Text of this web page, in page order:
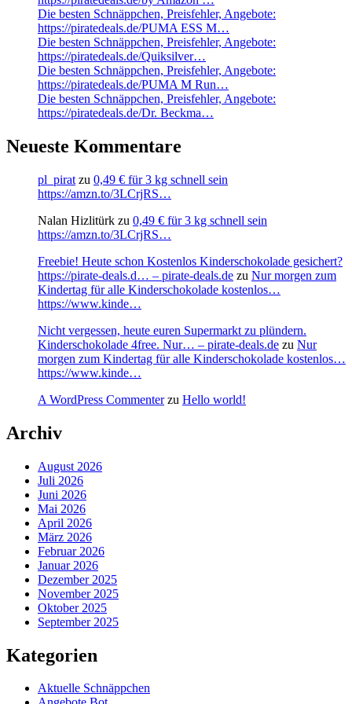
Die besten Schnäppchen, Preisfehler, Angebote:
https://piratedeals.de/PUMA ESS M…
Die besten Schnäppchen, Preisfehler, Angebote:
https://piratedeals.de/Quiksilver…
Die besten Schnäppchen, Preisfehler, Angebote:
https://piratedeals.de/PUMA M Run…
Die besten Schnäppchen, Preisfehler, Angebote:
https://piratedeals.de/Dr. Beckma…
Neueste Kommentare
pl_pirat zu 0,49 € für 3 kg schnell sein
https://amzn.to/3LCrjRS…
Nalan Hizlitürk zu 0,49 € für 3 kg schnell sein
https://amzn.to/3LCrjRS…
Freebie! Heute schon Kostenlos Kinderschokolade gesichert?
https://pirate-deals.d… – pirate-deals.de zu Nur morgen zum
Kindertag für alle Kinderschokolade kostenlos…
https://www.kinde…
Nicht vergessen, heute euren Supermarkt zu plündern.
Kinderschokolade 4free. Nur… – pirate-deals.de zu Nur
morgen zum Kindertag für alle Kinderschokolade kostenlos…
https://www.kinde…
A WordPress Commenterzu Hello world!
Archiv
August 2026
Juli 2026
Juni 2026
Mai 2026
April 2026
März 2026
Februar 2026
Januar 2026
Dezember 2025
November 2025
Oktober 2025
September 2025
Kategorien
Aktuelle Schnäppchen